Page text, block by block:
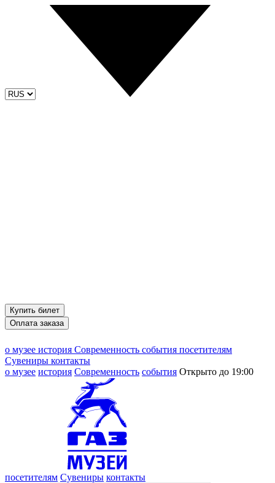
Купить билет
Оплата заказа
о музее история Современность события посетителям
Сувениры контакты
о музее история Современность события Открыто до 19:00
посетителям Сувениры контакты